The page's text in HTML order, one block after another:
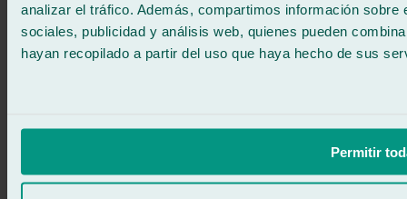
analizar el tráfico. Además, compartimos información
sociales, publicidad y análisis web, quienes pueden
hayan recopilado a partir del uso que haya hecho de sus
Permitir